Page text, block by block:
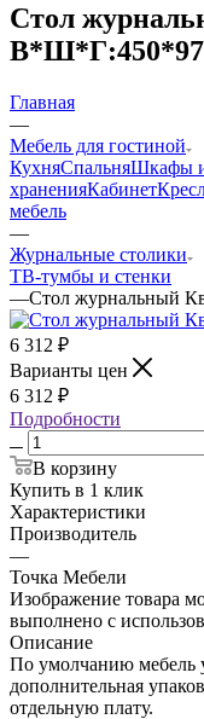
Стол
Главная
—
Мебель для гостиной
КухняСпальняШкафы
храненияКабинет
мебель
—
Журнальные столики
ТВ‑тумбы и стенки
—Стол журнальный
6 312 ₽
Варианты цен
6 312 ₽
Подробности
В корзину
Купить в 1 клик
Характеристики
Производитель
—
Точка Мебели
Изображение товара
выполнено с
Описание
По умолчанию мебель
дополнительная
отдельную плату.